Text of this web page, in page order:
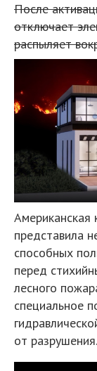
После
отключает
распыляет
Американская
представила
способных
перед
лесного
специальное
от разрушения.